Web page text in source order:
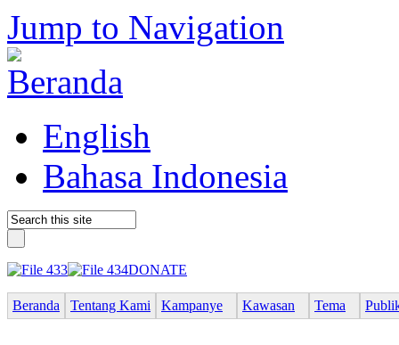
Jump to Navigation
English
Bahasa Indonesia
DONATE
Beranda Tentang Kami Kampanye Kawasan Tema